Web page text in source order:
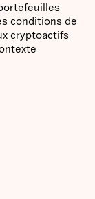
conditions de
cryptoactifs